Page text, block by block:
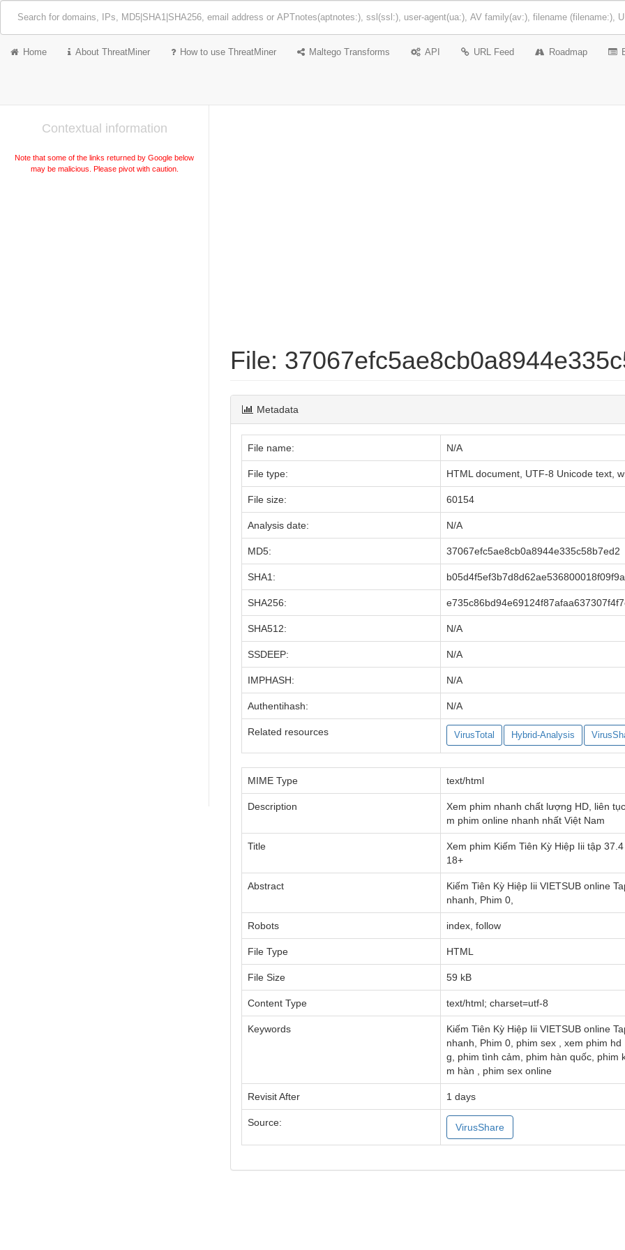
Home About ThreatMiner How to use ThreatMiner Maltego Transforms API URL Feed Roadmap
Contextual information
Note that some of the links returned by Google below
may be malicious. Please pivot with caution.
File:
Metadata
File name: N/A
File type: HTML document, UTF-8 Unicode text,
File size: 60154
Analysis date: N/A
MD5: 37067efc5ae8cb0a8944e335c58b7ed2
SHA1:
SHA256:
SHA512: N/A
SSDEEP: N/A
IMPHASH: N/A
Authentihash: N/A
Related resources VirusTotal Hybrid-Analysis
MIME Type text/html
Description
Xem phim nhanh chất lượng HD, liên
m phim online nhanh nhất Việt Nam
Title
Xem phim Kiếm Tiên Kỳ Hiệp Iii tập
18+
Abstract
Kiếm Tiên Kỳ Hiệp Iii VIETSUB online
nhanh, Phim 0,
Robots index, follow
File Type HTML
File Size 59 kB
Content Type text/html; charset=utf-8
Keywords
Kiếm Tiên Kỳ Hiệp Iii VIETSUB online
nhanh, Phim 0, phim sex , xem phim
g, phim tình cảm, phim hàn quốc, phim
m hàn , phim sex online
Revisit After 1 days
Source: VirusShare